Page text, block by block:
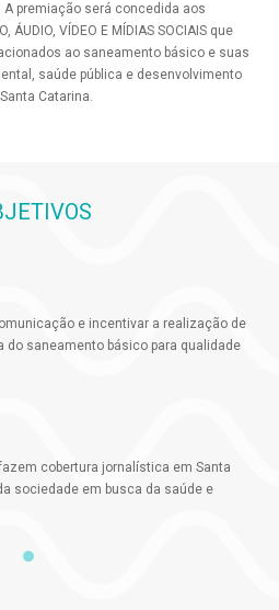
premiação será concedida aos
VÍDEO E MÍDIAS SOCIAIS que
ao saneamento básico e suas
saúde pública e desenvolvimento
Catarina.
e incentivar a realização de
do saneamento básico para qualidade
cobertura jornalística em Santa
sociedade em busca da saúde e